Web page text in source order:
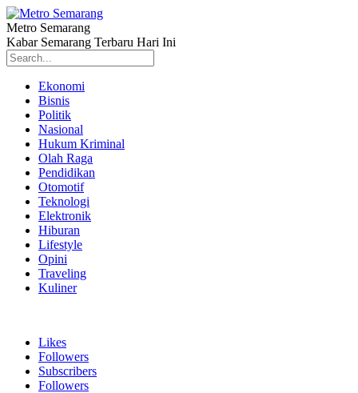
Metro Semarang
Kabar Semarang Terbaru Hari Ini
Ekonomi
Bisnis
Politik
Nasional
Hukum Kriminal
Olah Raga
Pendidikan
Otomotif
Teknologi
Elektronik
Hiburan
Lifestyle
Opini
Traveling
Kuliner
Likes
Followers
Subscribers
Followers